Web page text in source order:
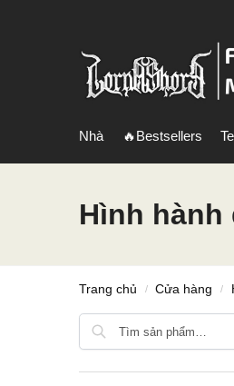
Nhà 🔥Bestsellers
Hình hành
Trang chủ / Cửa hàng /